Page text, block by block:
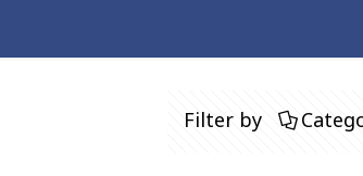
Filter by